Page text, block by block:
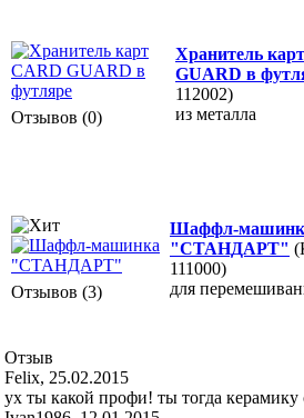
Отзывов (0)
Хранитель
GUARD в
112002)
из металла
Отзывов (3)
Шаффл-
"СТАНДАРТ"
111000)
для
Отзыв
Felix, 25.02.2015
ух ты какой профи! ты тогда керамику